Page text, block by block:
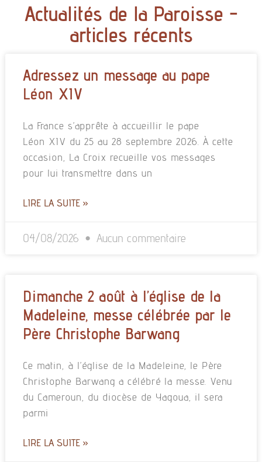
Actualités de la Paroisse -
articles récents
Adressez un message au pape
Léon XIV
La France s’apprête à accueillir le pape
Léon XIV du 25 au 28 septembre 2026. À cette
occasion, La Croix recueille vos messages
pour lui transmettre dans un
LIRE LA SUITE »
04/08/2026 Aucun commentaire
Dimanche 2 août à l’église de la
Madeleine, messe célébrée par le
Père Christophe Barwang
Ce matin, à l’église de la Madeleine, le Père
Christophe Barwang a célébré la messe. Venu
du Cameroun, du diocèse de Yagoua, il sera
parmi
LIRE LA SUITE »